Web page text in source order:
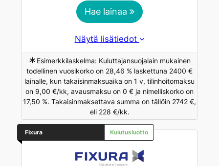
Hae lainaa
Näytä lisätiedot
∗ Esimerkkilaskelma: Kuluttajansuojalain mukainen
todellinen vuosikorko on 28,46 % laskettuna 2400 €
lainalle, kun takaisinmaksuaika on 1 v, tilinhoitomaksu
on 9,00 €/kk, avausmaksu on 0 € ja nimelliskorko on
17,50 %. Takaisinmaksettava summa on tällöin 2742 €,
eli 228 €/kk.
Fixura Kulutusluotto